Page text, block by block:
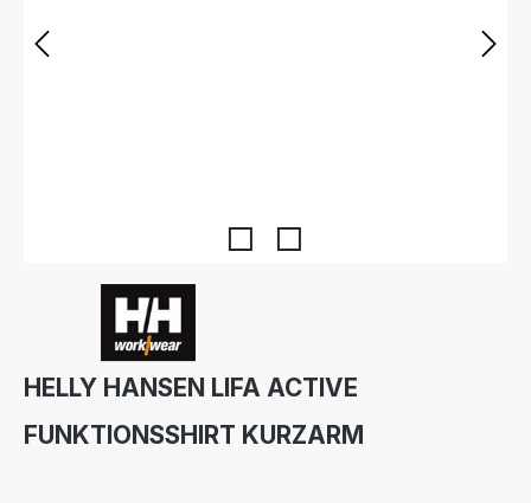
HELLY HANSEN LIFA ACTIVE
FUNKTIONSSHIRT KURZARM